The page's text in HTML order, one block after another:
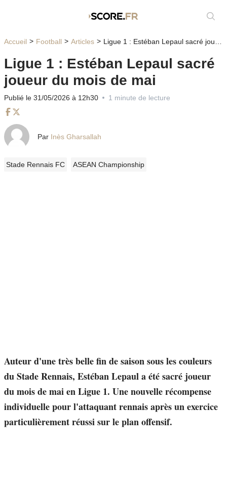
Accueil Football Articles Ligue 1 : Estéban Lepaul sacré joueur du mois de mai
Ligue 1 : Estéban Lepaul sacré
joueur du mois de mai
Publié le 31/05/2026 à 12h30 1 minute de lecture
Par Inès Gharsallah
Stade Rennais FC ASEAN Championship
Auteur d'une très belle fin de saison sous les couleurs
du Stade Rennais, Estéban Lepaul a été sacré joueur
du mois de mai en Ligue 1. Une nouvelle récompense
individuelle pour l'attaquant rennais après un exercice
particulièrement réussi sur le plan offensif.